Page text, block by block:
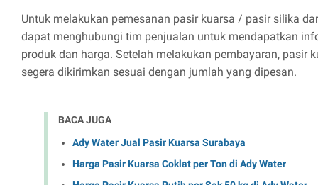
Untuk melakukan pemesanan pasir kuarsa / pasir silika
dapat menghubungi tim penjualan untuk mendapatkan
produk dan harga. Setelah melakukan pembayaran, pasir
segera dikirimkan sesuai dengan jumlah yang dipesan.
BACA JUGA
Ady Water Jual Pasir Kuarsa Surabaya
Harga Pasir Kuarsa Coklat per Ton di Ady Water